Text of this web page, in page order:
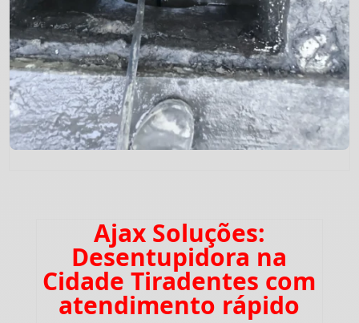
Ajax Soluções:
Desentupidora na
Cidade Tiradentes com
atendimento rápido